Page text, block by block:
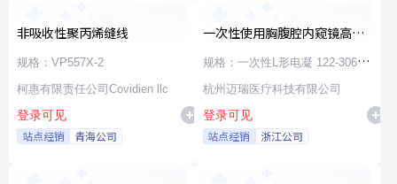
非吸收性聚丙烯缝线
规格：VP557X-2
柯惠有限责任公司Covidien llc
登录可见
站点经销 青海公司
一次性使用胸腹腔内窥镜高频
手术器械
规格：一次性L形电凝 122-30660
φ5×330
杭州迈瑞医疗科技有限公司
登录可见
站点经销 浙江公司